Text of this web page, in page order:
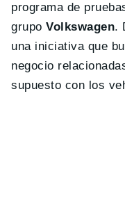
programa de
grupoVolkswagen.
una iniciativa que
negocio
supuesto con los